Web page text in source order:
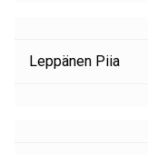
Leppänen Piia